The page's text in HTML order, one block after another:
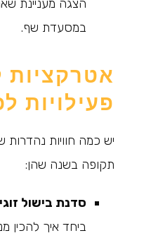
הצגה מעניינת
במסעדת שף.
אטרקציות
פעילויות
יש כמה חוויות
תקופה בשנה שהן:
סדנת בישול
ביחד איך להכין